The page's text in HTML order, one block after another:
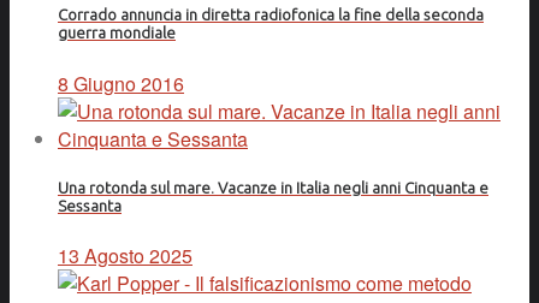
Corrado annuncia in diretta radiofonica la fine della seconda
guerra mondiale
8 Giugno 2016
Una rotonda sul mare. Vacanze in Italia negli anni Cinquanta e
Sessanta
13 Agosto 2025